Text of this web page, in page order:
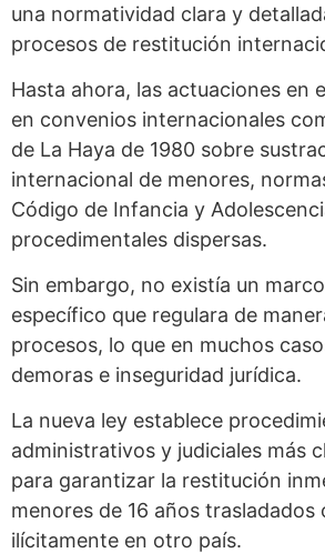
una normatividad clara y
procesos de restitución
Hasta ahora, las actuaciones en
en convenios internacionales
de La Haya de 1980 sobre
internacional de menores,
Código de Infancia y
procedimentales dispersas.
Sin embargo, no existía un
específico que regulara de
procesos, lo que en muchos
demoras e inseguridad jurídica.
La nueva ley establece
administrativos y judiciales más
para garantizar la restitución
menores de 16 años trasladados
ilícitamente en otro país.